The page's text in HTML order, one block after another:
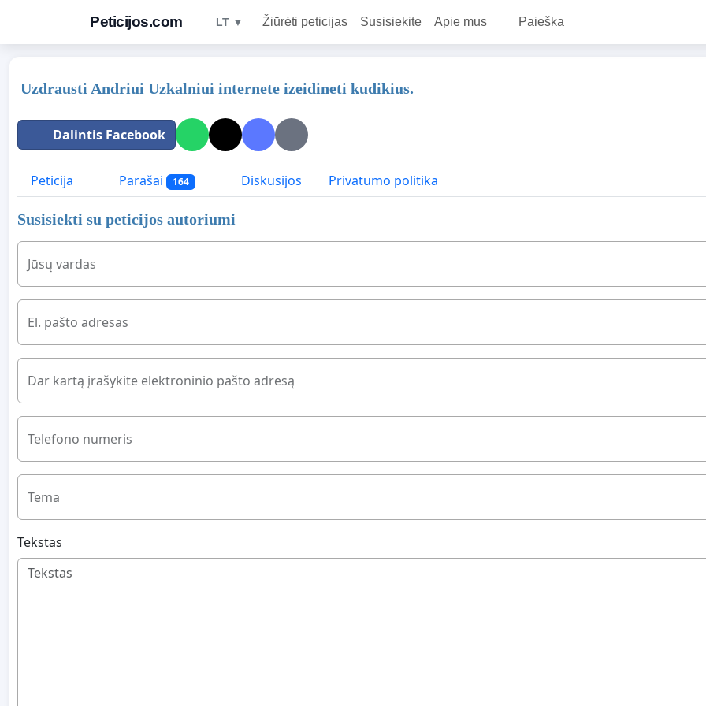
Peticijos.com LT ▼ Žiūrėti peticijas Susisiekite Apie mus Paieška
Uzdrausti Andriui Uzkalniui internete izeidineti kudikius.
Dalintis Facebook
Peticija Parašai 164 Diskusijos Privatumo politika
Susisiekti su peticijos autoriumi
Jūsų vardas
El. pašto adresas
Dar kartą įrašykite elektroninio pašto adresą
Telefono numeris
Tema
Tekstas